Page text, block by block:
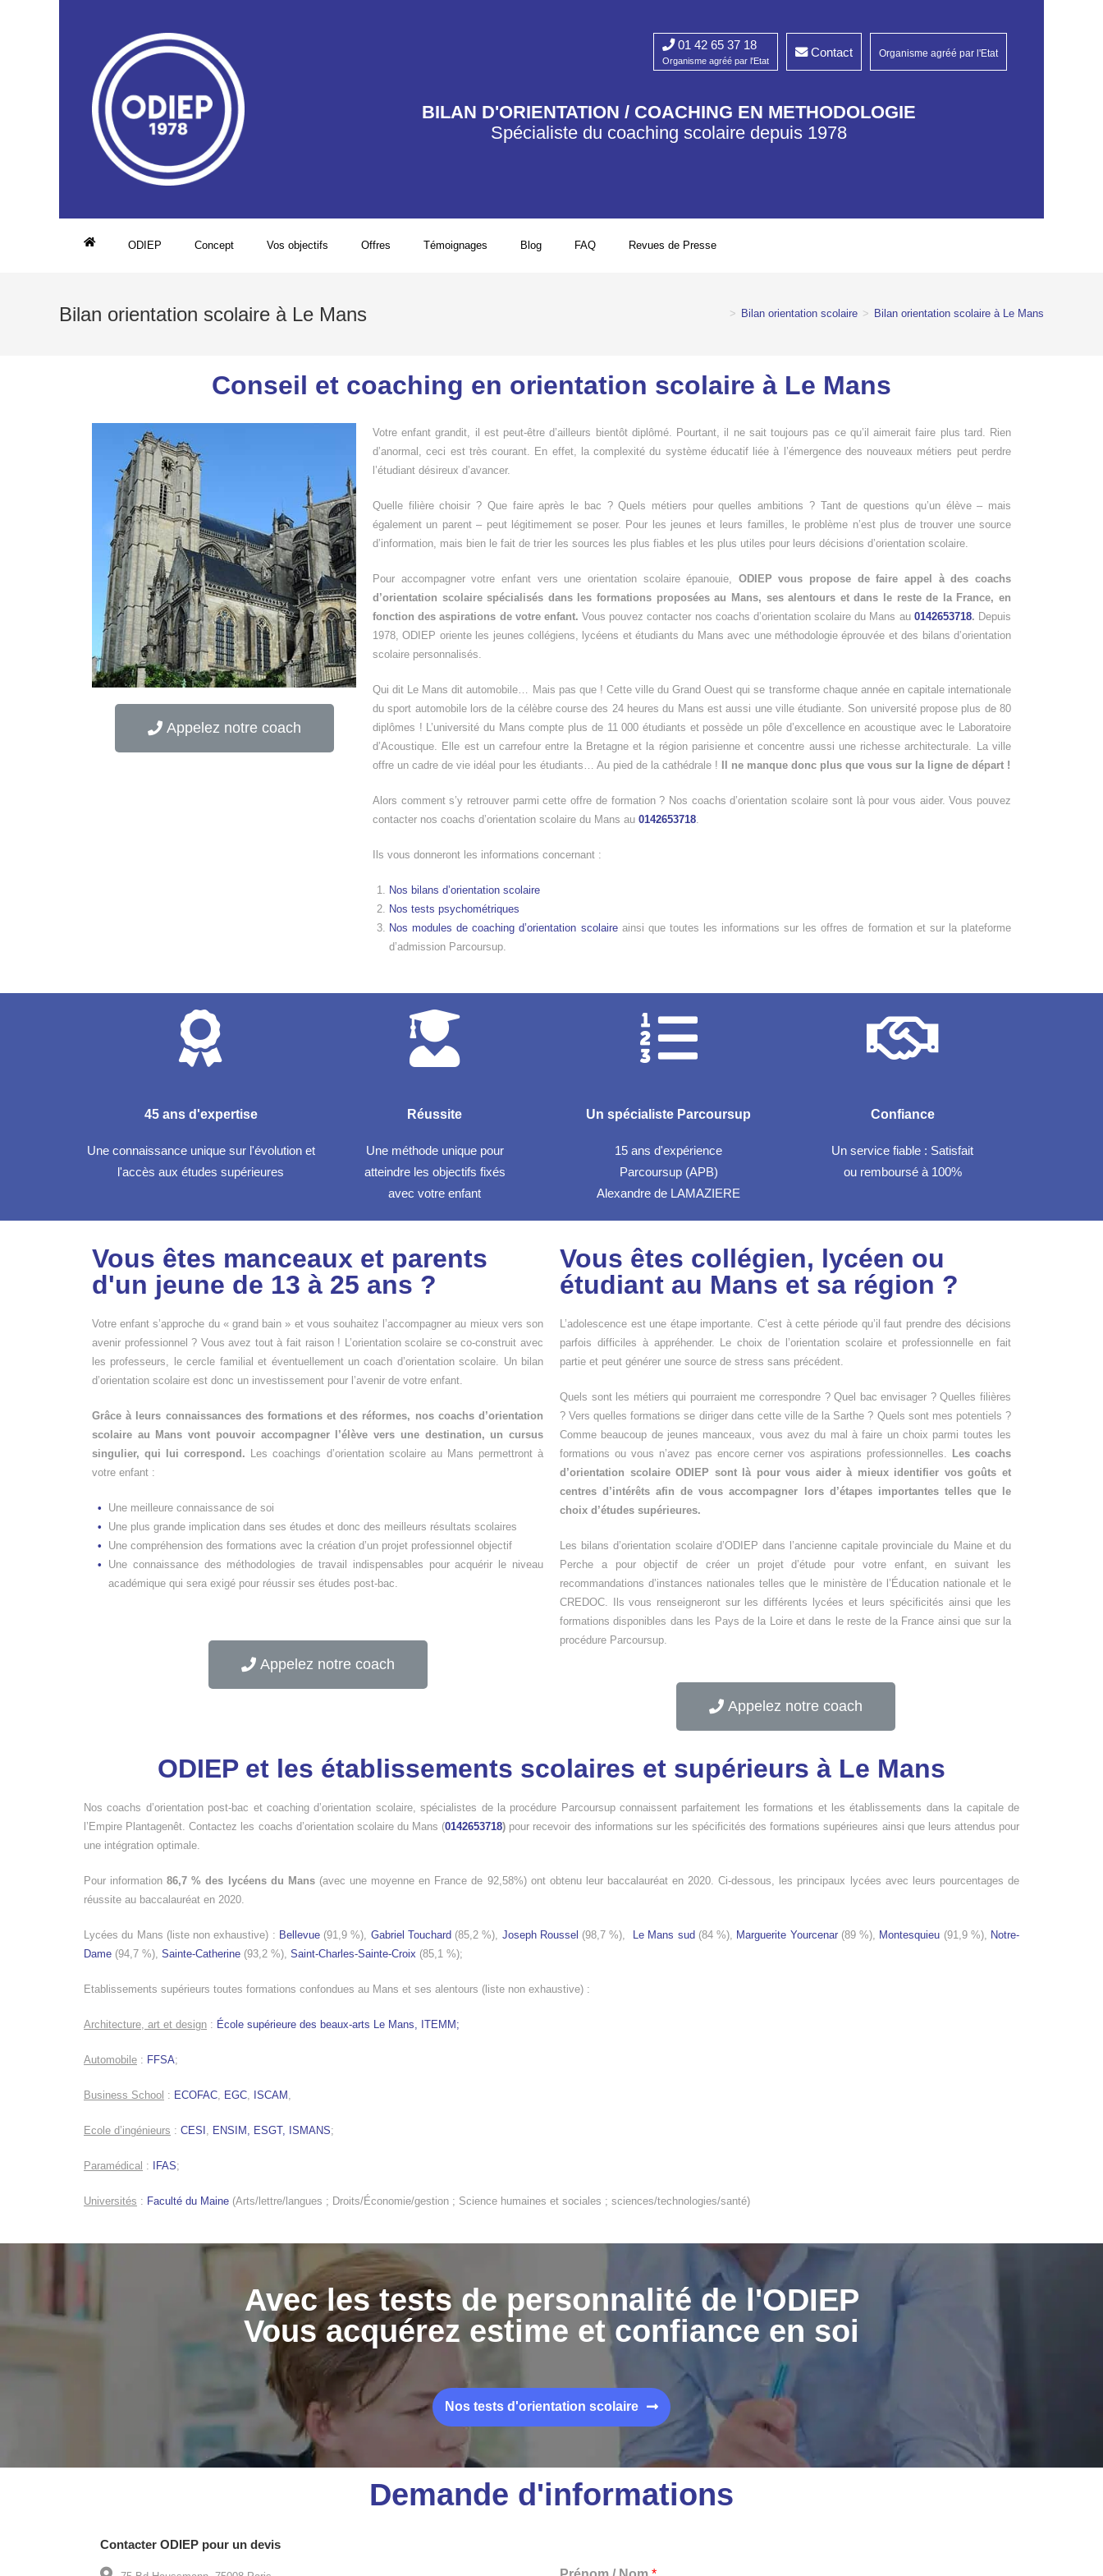
Organisme agréé par l'Etat
Contact
01 42 65 37 18
Organisme agréé par l'Etat
BILAN D'ORIENTATION / COACHING EN METHODOLOGIE
Spécialiste du coaching scolaire depuis 1978​
ODIEP Concept Vos objectifs Offres Témoignages Blog FAQ Revues de Presse
Bilan orientation scolaire à Le Mans > Bilan orientation scolaire > Bilan orientation scolaire à Le Mans
Conseil et coaching en orientation scolaire à Le Mans
Appelez notre coach
Votre enfant grandit, il est peut-être d’ailleurs bientôt diplômé. Pourtant, il ne sait toujours pas ce qu’il aimerait faire plus tard. Rien
d’anormal, ceci est très courant. En effet, la complexité du système éducatif liée à l’émergence des nouveaux métiers peut perdre
l’étudiant désireux d’avancer.
Quelle filière choisir ? Que faire après le bac ? Quels métiers pour quelles ambitions ? Tant de questions qu’un élève – mais
également un parent – peut légitimement se poser. Pour les jeunes et leurs familles, le problème n’est plus de trouver une source
d’information, mais bien le fait de trier les sources les plus fiables et les plus utiles pour leurs décisions d’orientation scolaire.
Pour accompagner votre enfant vers une orientation scolaire épanouie, ODIEP vous propose de faire appel à des coachs
d’orientation scolaire spécialisés dans les formations proposées au Mans, ses alentours et dans le reste de la France, en
fonction des aspirations de votre enfant. Vous pouvez contacter nos coachs d’orientation scolaire du Mans au 0142653718. ​Depuis
1978, ODIEP oriente les jeunes collégiens, lycéens et étudiants du Mans avec une méthodologie éprouvée et des bilans d’orientation
scolaire personnalisés.
Qui dit Le Mans dit automobile… Mais pas que ! Cette ville du Grand Ouest qui se transforme chaque année en capitale internationale
du sport automobile lors de la célèbre course des 24 heures du Mans est aussi une ville étudiante. Son université propose plus de 80
diplômes ! L’université du Mans compte plus de 11 000 étudiants et possède un pôle d’excellence en acoustique avec le Laboratoire
d’Acoustique. Elle est un carrefour entre la Bretagne et la région parisienne et concentre aussi une richesse architecturale. La ville
offre un cadre de vie idéal pour les étudiants… Au pied de la cathédrale ! Il ne manque donc plus que vous sur la ligne de départ !
Alors comment s’y retrouver parmi cette offre de formation ? Nos coachs d’orientation scolaire sont là pour vous aider. Vous pouvez
contacter nos coachs d’orientation scolaire du Mans au 0142653718
Ils vous donneront les informations concernant :
Nos bilans d’orientation scolaire
Nos tests psychométriques
Nos modules de coaching d’orientation scolaireainsi que toutes les informations sur les offres de formation et sur la plateforme
d’admission Parcoursup.
45 ans d'expertise
Une connaissance unique sur l'évolution et
l'accès aux études supérieures
Réussite
Une méthode unique pour
atteindre les objectifs fixés
avec votre enfant
Un spécialiste Parcoursup
15 ans d'expérience
Parcoursup (APB)
Alexandre de LAMAZIERE
Confiance
Un service fiable : Satisfait
ou remboursé à 100%
Vous êtes manceaux et parents
d'un jeune de 13 à 25 ans ?
Votre enfant s’approche du « grand bain » et vous souhaitez l’accompagner au mieux vers son
avenir professionnel ? Vous avez tout à fait raison ! L’orientation scolaire se co-construit avec
les professeurs, le cercle familial et éventuellement un coach d’orientation scolaire. Un bilan
d’orientation scolaire est donc un investissement pour l’avenir de votre enfant.
Grâce à leurs connaissances des formations et des réformes, nos coachs d’orientation
scolaire au Mans vont pouvoir accompagner l’élève vers une destination, un cursus
singulier, qui lui correspond. Les coachings d’orientation scolaire au Mans permettront à
votre enfant :
Une meilleure connaissance de soi
Une plus grande implication dans ses études et donc des meilleurs résultats scolaires
Une compréhension des formations avec la création d’un projet professionnel objectif
Une connaissance des méthodologies de travail indispensables pour acquérir le niveau
académique qui sera exigé pour réussir ses études post-bac.
Appelez notre coach
Vous êtes collégien, lycéen ou
étudiant au Mans et sa région ?
L’adolescence est une étape importante. C’est à cette période qu’il faut prendre des décisions
parfois difficiles à appréhender. Le choix de l’orientation scolaire et professionnelle en fait
partie et peut générer une source de stress sans précédent.
Quels sont les métiers qui pourraient me correspondre ? Quel bac envisager ? Quelles filières
? Vers quelles formations se diriger dans cette ville de la Sarthe ? Quels sont mes potentiels ?
Comme beaucoup de jeunes manceaux, vous avez du mal à faire un choix parmi toutes les
formations ou vous n’avez pas encore cerner vos aspirations professionnelles. Les coachs
d’orientation scolaire ODIEP sont là pour vous aider à mieux identifier vos goûts et
centres d’intérêts afin de vous accompagner lors d’étapes importantes telles que le
choix d’études supérieures.
Les bilans d’orientation scolaire d’ODIEP dans l’ancienne capitale provinciale du Maine et du
Perche a pour objectif de créer un projet d’étude pour votre enfant, en suivant les
recommandations d’instances nationales telles que le ministère de l’Éducation nationale et le
CREDOC. Ils vous renseigneront sur les différents lycées et leurs spécificités ainsi que les
formations disponibles dans les Pays de la Loire et dans le reste de la France ainsi que sur la
procédure Parcoursup.
Appelez notre coach
ODIEP et les établissements scolaires et supérieurs à Le Mans
Nos coachs d’orientation post-bac et coaching d’orientation scolaire, spécialistes de la procédure Parcoursup connaissent parfaitement les formations et les établissements dans la capitale de
l’Empire Plantagenêt. Contactez les coachs d’orientation scolaire du Mans (0142653718) pour recevoir des informations sur les spécificités des formations supérieures ainsi que leurs attendus pour
une intégration optimale.
Pour information86,7 % des lycéens du Mans(avec une moyenne en France de 92,58%) ont obtenu leur baccalauréat en 2020. Ci-dessous, les principaux lycées avec leurs pourcentages de
réussite au baccalauréat en 2020.
Lycées du Mans (liste non exhaustive) : Bellevue(91,9 %), Gabriel Touchard(85,2 %), Joseph Roussel (98,7 %), Le Mans sud(84 %), Marguerite Yourcenar(89 %), Montesquieu (91,9 %), Notre-
Dame (94,7 %), Sainte-Catherine (93,2 %), Saint-Charles-Sainte-Croix (85,1 %);
Etablissements supérieurs toutes formations confondues au Mans et ses alentours (liste non exhaustive) :
Architecture, art et design : École supérieure des beaux-arts Le Mans, ITEMM;
Automobile : FFSA;
Business School : ECOFAC EGC ISCAM
Ecole d’ingénieurs : CESI ENSIM, ESGT, ISMANS;
Paramédical : IFAS;
Universités : Faculté du Maine (Arts/lettre/langues ; Droits/Économie/gestion ; Science humaines et sociales ; sciences/technologies/santé)
Avec les tests de personnalité de l'ODIEP
Vous acquérez estime et confiance en soi
Nos tests d'orientation scolaire
Demande d'informations
Contacter ODIEP pour un devis